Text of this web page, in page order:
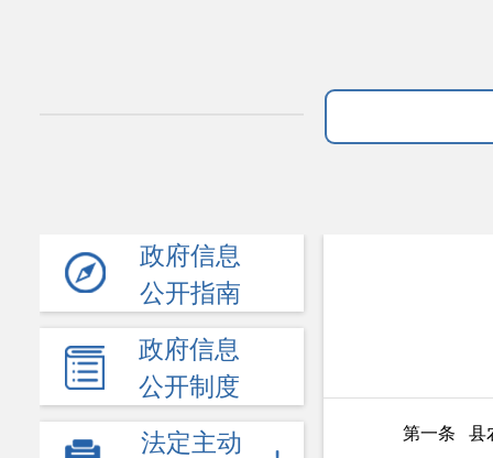
政府信息
公开指南
政府信息
公开制度
法定主动
第一条 县